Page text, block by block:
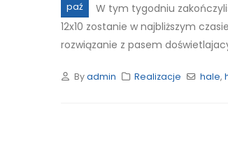
paź
W tym tygodniu
12x10 zostanie w najbliższym
rozwiązanie z pasem
Byadmin Realizacje hale,